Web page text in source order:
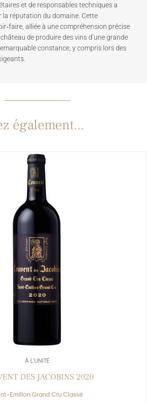
et de responsables techniques a
réputation du domaine. Cette
alliée à une compréhension précise
de produire des vins d’une grande
constance, y compris lors des
également...
À L’UNITÉ
DES JACOBINS 2020
Emilion Grand Cru Classé